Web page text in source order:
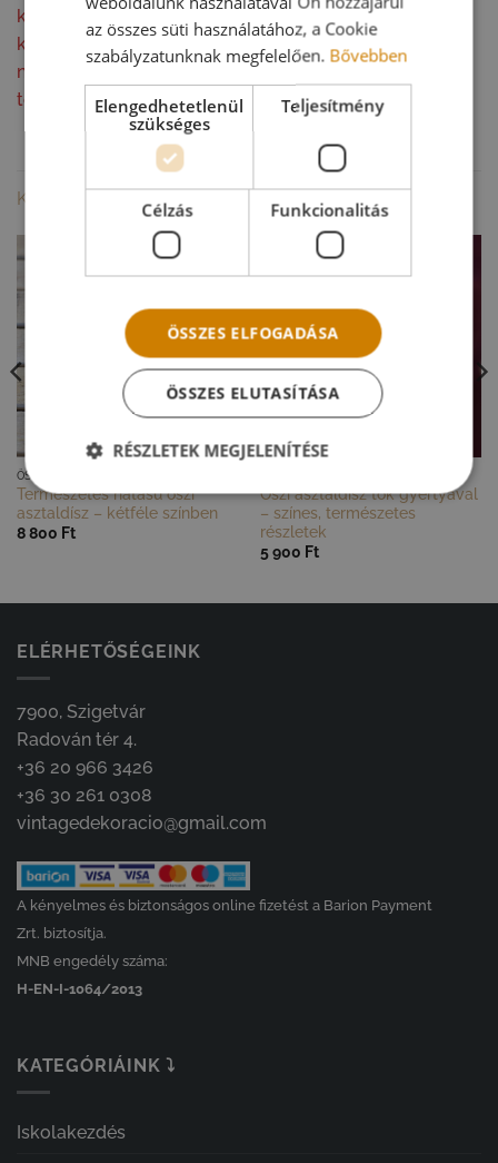
körülmények nem megfelelőek számára. A csomagot
kézhezvétel után kérlek, mielőbb bontsd ki, hogy a
növények ne fülledjenek be, és a dekoráció minél
tovább megőrizze természetes szépségét.
KAPCSOLÓDÓ TERMÉKEK
ŐSZ
Természetes hatású őszi
asztaldísz – kétféle színben
8 800 Ft
Őszi asztaldísz tök gyertyával
– színes, természetes
részletek
5 900 Ft
ELÉRHETŐSÉGEINK
7900, Szigetvár
Radován tér 4.
+36 20 966 3426
+36 30 261 0308
vintagedekoracio@gmail.com
A kényelmes és biztonságos online fizetést a Barion Payment
Zrt. biztosítja.
MNB engedély száma:
H-EN-I-1064/2013
KATEGÓRIÁINK ⤵
Iskolakezdés
az összes süti használatához, a Cookie
szabályzatunknak megfelelően. Bővebben
Elengedhetetlenül
szükséges
Teljesítmény
Célzás Funkcionalitás
ÖSSZES ELFOGADÁSA
ÖSSZES ELUTASÍTÁSA
RÉSZLETEK MEGJELENÍTÉSE